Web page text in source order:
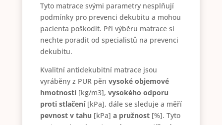
Tyto matrace svými parametry nesplňují
podmínky pro prevenci dekubitu a mohou
pacienta poškodit. Při výběru matrace si
nechte poradit od specialistů na prevenci
dekubitu.
Kvalitní antidekubitní matrace jsou
vyráběny z PUR pěn vysoké objemové
hmotnosti[kg/m3], vysokého odporu
proti stlačení[kPa], dále se sleduje a měří
pevnost v tahu [kPa] a pružnost[%]. Tyto